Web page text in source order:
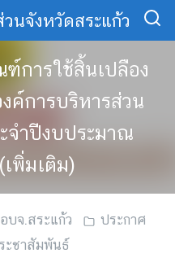
นจังหวัดสระแก้ว
ฑ์การใช้สิ้นเปลือง
ค์การบริหารส่วน
จำปีงบประมาณ
พิ่มเติม)
อบจ.สระแก้ว
ประกาศ
ะชาสัมพันธ์